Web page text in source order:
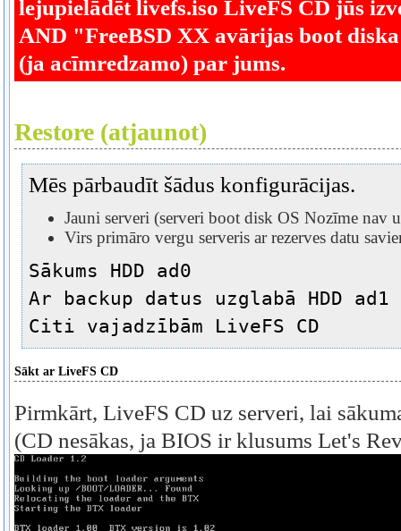
lejupielādēt livefs.iso LiveFS CD jūs
AND "FreeBSD XX avārijas boot
(ja acīmredzamo) par jums.
Restore (atjaunot)
Mēs pārbaudīt šādus konfigurācijas.
Jauni serveri (serveri boot disk OS Nozīme nav
Virs primāro vergu serveris ar rezerves datu
Sākums HDD ad0
Ar backup datus uzglabā HDD ad1
Citi vajadzībām LiveFS CD
Sākt ar LiveFS CD
Pirmkārt, LiveFS CD uz serveri, lai
(CD nesākas, ja BIOS ir klusums Let's